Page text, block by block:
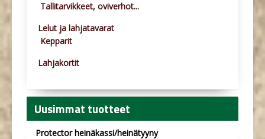
Tallitarvikkeet, oviverhot...
Lelut ja lahjatavarat
Kepparit
Lahjakortit
Uusimmat tuotteet
Protector heinäkassi/heinätyyny